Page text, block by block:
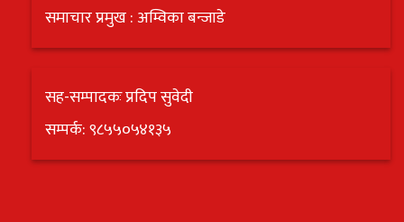
समाचार प्रमुख : अम्विका बन्जाडे
सह-सम्पादकः प्रदिप सुवेदी
सम्पर्क: ९८५५०५४१३५